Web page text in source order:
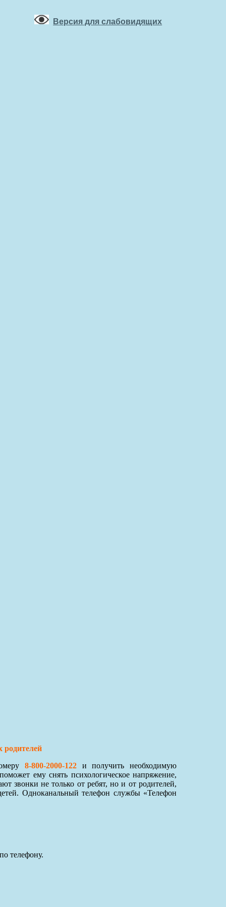
Версия для слабовидящих
родителей
8-800-2000-122и получить необходимую
ему снять психологическое напряжение,
звонки не только от ребят, но и от родителей,
Одноканальный телефон службы «Телефон
телефону.